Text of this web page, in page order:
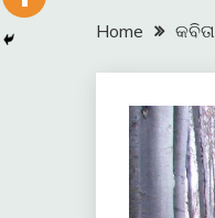
Home କବିତା